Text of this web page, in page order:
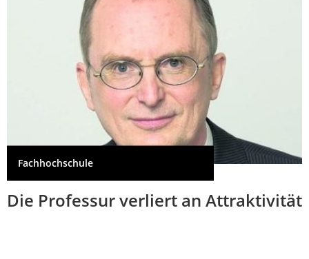
Fachhochschule
Die Professur verliert an Attraktivität